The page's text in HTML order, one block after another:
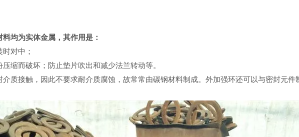
均为实体金属，其作用是：
对中；
缩而破坏；防止垫片吹出和减少法兰转动等。
介质接触，因此不要求耐介质腐蚀，故常常由碳钢材料制成。外加强环还可以与密封元